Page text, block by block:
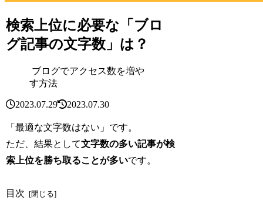
検索上位に必要な「ブロ
グ記事の文字数」は？
ブログでアクセス数を増や
す方法
2023.07.29 2023.07.30
「最適な文字数はない」です。
ただ、結果として文字数の多い記事が検
索上位を勝ち取ることが多いです。
目次